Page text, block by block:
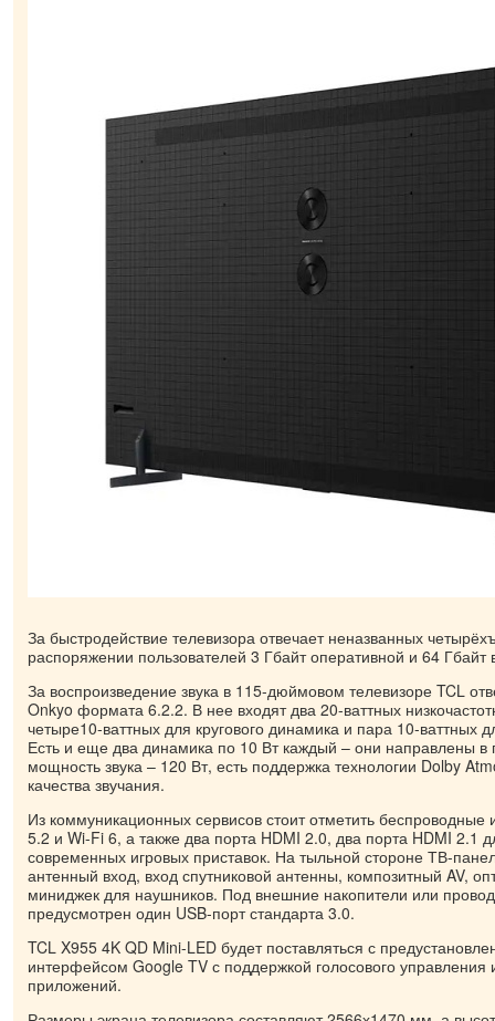
За быстродействие телевизора отвечает неназванных
распоряжении пользователей 3 Гбайт оперативной и 64 Гбайт
За воспроизведение звука в 115-дюймовом телевизоре TCL
Onkyo формата 6.2.2. В нее входят два 20-ваттных
четыре10-ваттных для кругового динамика и пара 10-ваттных
Есть и еще два динамика по 10 Вт каждый – они направлены
мощность звука – 120 Вт, есть поддержка технологии Dolby
качества звучания.
Из коммуникационных сервисов стоит отметить
5.2 и Wi-Fi 6, а также два порта HDMI 2.0, два порта HDMI 2.1
современных игровых приставок. На тыльной стороне ТВ-
антенный вход, вход спутниковой антенны, композитный AV,
миниджек для наушников. Под внешние накопители или
предусмотрен один USB-порт стандарта 3.0.
TCL X955 4K QD Mini-LED будет поставляться с
интерфейсом Google TV с поддержкой голосового управления
приложений.